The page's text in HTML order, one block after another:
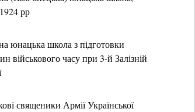
рр
юнацька школа з підготовки
військового часу при 3-й Залізній
священики Армії Української